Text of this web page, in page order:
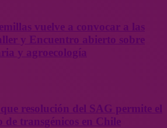
vuelve a convocar a las
y Encuentro abierto sobre
y agroecología
resolución del SAG permite el
de transgénicos en Chile